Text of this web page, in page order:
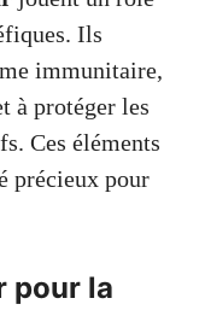
Ils
immunitaire,
à protéger les
Ces éléments
précieux pour
pour la